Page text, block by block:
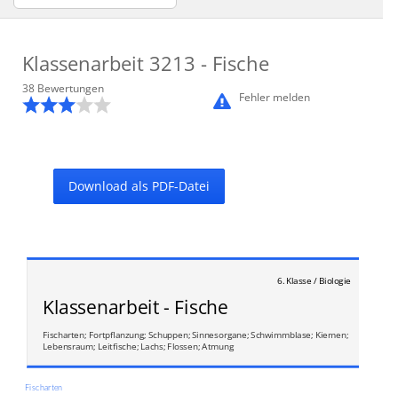
Klassenarbeit 3213 - Fische
Fehler melden
38 Bewertungen
Download als PDF-Datei
6. Klasse / Biologie
Klassenarbeit - Fische
Fischarten; Fortpflanzung; Schuppen; Sinnesorgane; Schwimmblase; Kiemen;
Lebensraum; Leitfische; Lachs; Flossen; Atmung
Fischarten